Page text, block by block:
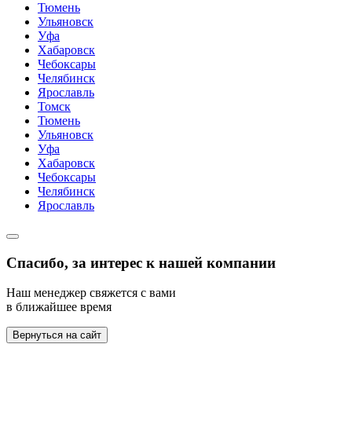
Тюмень
Ульяновск
Уфа
Хабаровск
Чебоксары
Челябинск
Ярославль
Томск
Тюмень
Ульяновск
Уфа
Хабаровск
Чебоксары
Челябинск
Ярославль
Спасибо, за интерес к нашей компании
Наш менеджер свяжется с вами
в ближайшее время
Вернуться на сайт